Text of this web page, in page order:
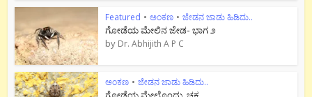
Featured • ಅಂಕಣ • ಜೇಡನ ಜಾಡು ಹಿಡಿದು..
ಗೋಡೆಯ ಮೇಲಿನ ಜೇಡ- ಭಾಗ ೨
by Dr. Abhijith A P C
ಅಂಕಣ • ಜೇಡನ ಜಾಡು ಹಿಡಿದು..